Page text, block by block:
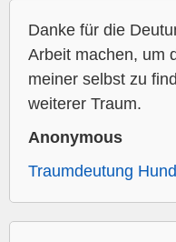
Danke für die
Arbeit machen, um
meiner selbst zu
weiterer Traum.
Anonymous
Traumdeutung